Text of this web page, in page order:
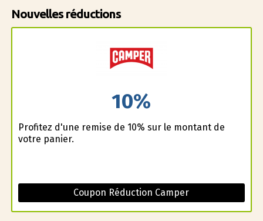
Nouvelles réductions
10%
Profitez d'une remise de 10% sur le montant de
votre panier.
Coupon Réduction Camper